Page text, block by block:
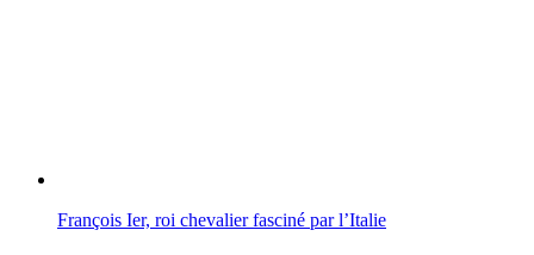
François Ier, roi chevalier fasciné par l’Italie